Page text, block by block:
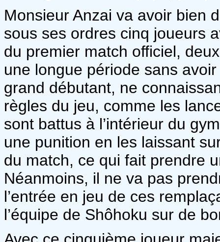
Monsieur Anzai va avoir bien
sous ses ordres cinq joueurs
du premier match officiel,
une longue période sans
grand débutant, ne
règles du jeu, comme les
sont battus à l’intérieur du
une punition en les laissant
du match, ce qui fait prendre
Néanmoins, il ne va pas
l’entrée en jeu de ces
l’équipe de Shôhoku sur de